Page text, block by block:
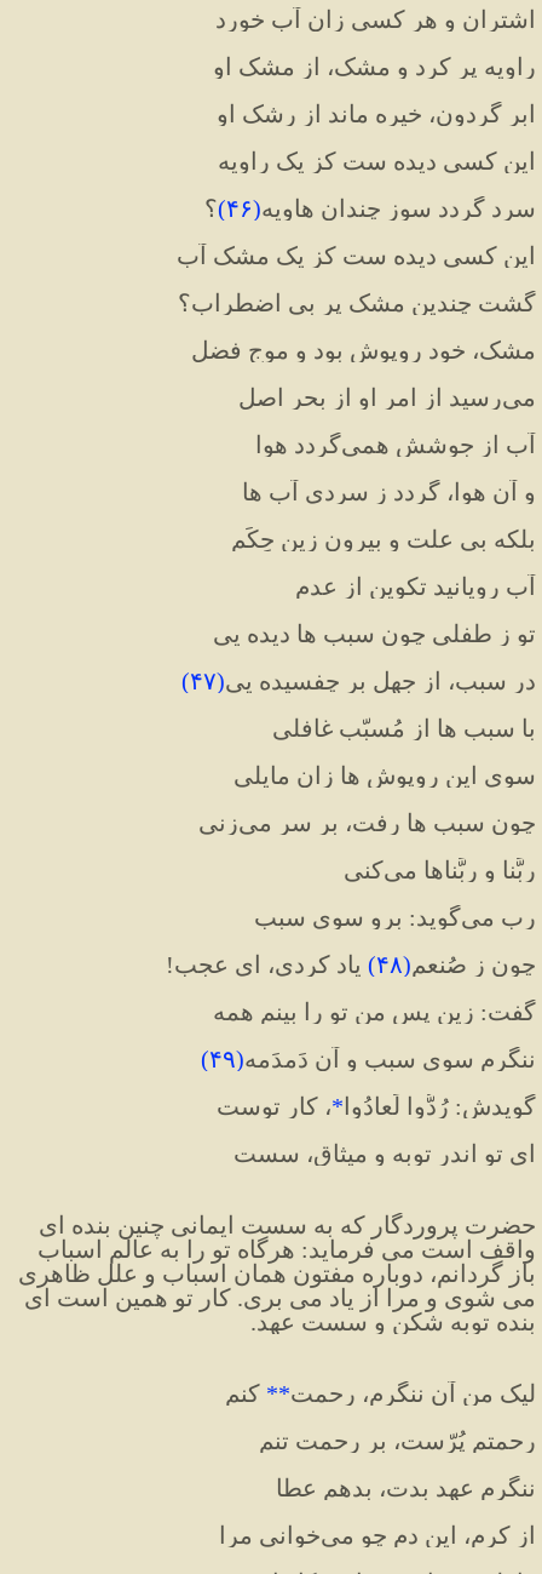
اشتران و هر کسی زان آب خورد
راویه پر کرد و مشک، از مشک او
ابر گردون، خیره ماند از رشک او
این کسی دیده ست کز یک راویه
سرد گردد سوز چندان هاویه(۴۶)؟
این کسی دیده ست کز یک مشک آب
گشت چندین مشک پر بی اضطراب؟
مشک، خود روپوش بود و موج فضل
می‌رسید از امر او از بحر اصل
آب از جوشش همی‌گردد هوا
و آن هوا، گردد ز سردی آب ها
بلکه بی علت و بیرون زین حِکَم
آب رویانید تکوین از عدم
تو ز طفلی چون سبب ها دیده‌ يی
در سبب، از جهل بر چفسیده‌ يی
(۴۷)
با سبب ها از مُسبّب غافلی
سوی این روپوش ها زان مایلی
چون سبب ها رفت، بر سر می‌زنی
ربَّنا و ربَّناها می‌کنی
رب می‌گوید: برو سوی سبب
چون ز صُنعم(۴۸) یاد کردی، ای عجب!
گفت: زین پس من تو را بینم همه
ننگرم سوی سبب و آن دَمدَمه(۴۹)
گویدش: رُدُّوا لَعادُوا *، کار توست
ای تو اندر توبه و میثاق، سست
بنده توبه شکن و سست عهد.
لیک من آن ننگرم، رحمت** کنم
رحمتم پُرّست، بر رحمت تنم
ننگرم عهد بدت، بدهم عطا
از کرم، این دم چو می‌خوانی مرا